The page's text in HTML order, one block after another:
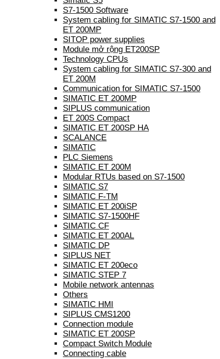
S7-1500 Software
System cabling for SIMATIC S7-1500 and
ET 200MP
SITOP power supplies
Module mở rộng ET200SP
Technology CPUs
System cabling for SIMATIC S7-300 and
ET 200M
Communication for SIMATIC S7-1500
SIMATIC ET 200MP
SIPLUS communication
ET 200S Compact
SIMATIC ET 200SP HA
SCALANCE
SIMATIC
PLC Siemens
SIMATIC ET 200M
Modular RTUs based on S7-1500
SIMATIC S7
SIMATIC F-TM
SIMATIC ET 200iSP
SIMATIC S7-1500HF
SIMATIC CF
SIMATIC ET 200AL
SIMATIC DP
SIPLUS NET
SIMATIC ET 200eco
SIMATIC STEP 7
Mobile network antennas
Others
SIMATIC HMI
SIPLUS CMS1200
Connection module
SIMATIC ET 200SP
Compact Switch Module
Connecting cable